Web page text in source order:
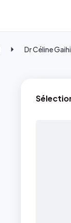
Dr Céline